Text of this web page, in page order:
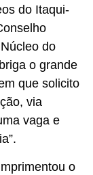
do Itaqui-
do
o grande
que solicito
via
vaga e
o